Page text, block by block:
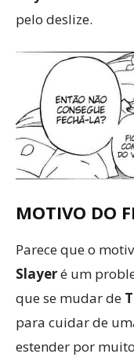
pelo deslize.
MOTIVO DO
Parece que o
Slayeré um
que se mudar de
para cuidar de
estender por